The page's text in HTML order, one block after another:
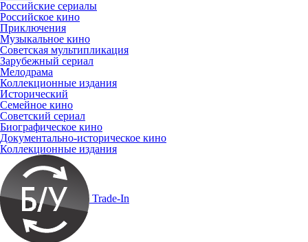
Российские сериалы
Российское кино
Приключения
Музыкальное кино
Советская мультипликация
Зарубежный сериал
Мелодрама
Коллекционные издания
Исторический
Семейное кино
Советский сериал
Биографическое кино
Документально-историческое кино
Коллекционные издания
Trade-In